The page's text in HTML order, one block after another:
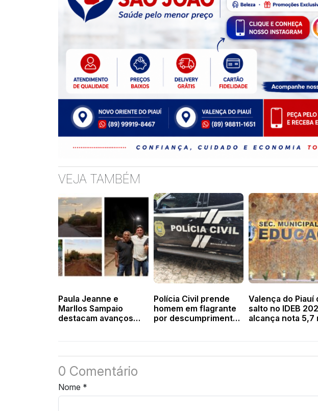
VEJA TAMBÉM
Paula Jeanne e
Marllos Sampaio
destacam avanços
Polícia Civil prende
homem em flagrante
por descumprimento
Valença do Piauí
salto no IDEB
alcança nota 5,7
0 Comentário
Nome *